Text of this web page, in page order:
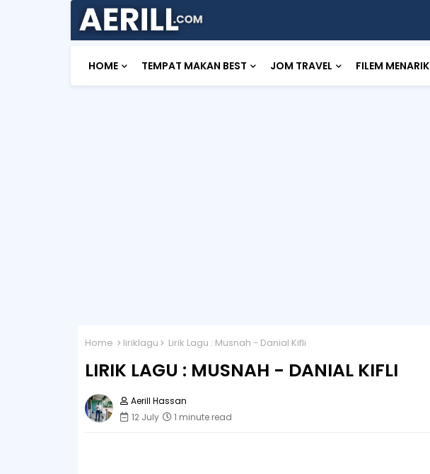
HOME TEMPAT MAKAN BEST JOM TRAVEL FILEM MENARIK
Home liriklagu Lirik Lagu : Musnah - Danial Kifli
LIRIK LAGU : MUSNAH - DANIAL KIFLI
Aerill Hassan
12 July
1 minute read